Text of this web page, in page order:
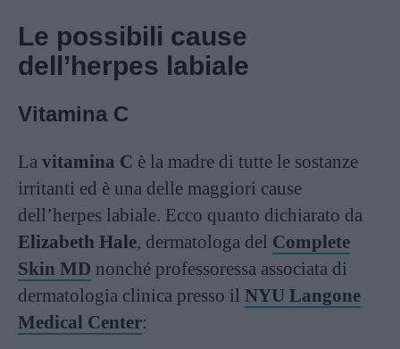
Le possibili cause
dell’herpes labiale
Vitamina C
La vitamina C è la madre di tutte le sostanze
irritanti ed è una delle maggiori cause
dell’herpes labiale. Ecco quanto dichiarato da
Elizabeth Hale, dermatologa del Complete
Skin MD nonché professoressa associata di
dermatologia clinica presso il NYU Langone
Medical Center: